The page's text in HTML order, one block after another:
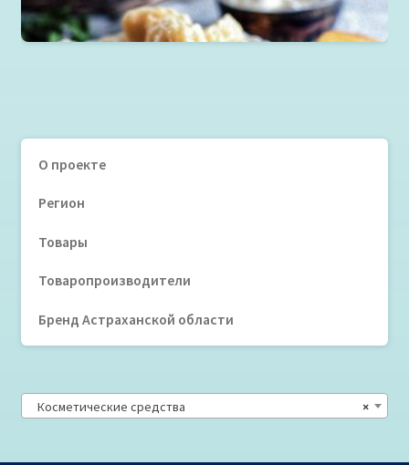
Читать далее
О проекте
Регион
Товары
Товаропроизводители
Бренд Астраханской области
×
Косметические средства